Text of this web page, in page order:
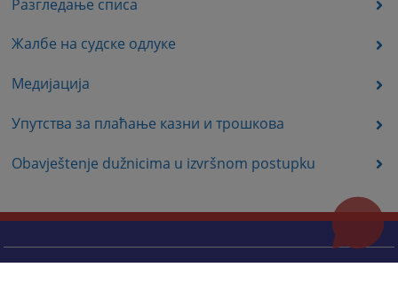
Разгледање списа
Жалбе на судске одлуке
Медијација
Упутства за плаћање казни и трошкова
Obavještenje dužnicima u izvršnom postupku